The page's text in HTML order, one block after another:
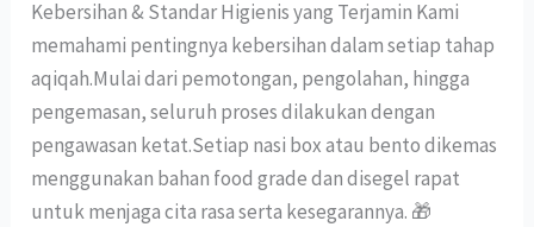
Kebersihan & Standar Higienis yang Terjamin Kami
memahami pentingnya kebersihan dalam setiap tahap
aqiqah.Mulai dari pemotongan, pengolahan, hingga
pengemasan, seluruh proses dilakukan dengan
pengawasan ketat.Setiap nasi box atau bento dikemas
menggunakan bahan food grade dan disegel rapat
untuk menjaga cita rasa serta kesegarannya. 🎁